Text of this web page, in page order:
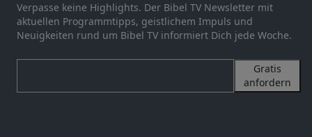
Verpasse keine Highlights. Der Bibel TV Newsletter mit
aktuellen Programmtipps, geistlichem Impuls und
Neuigkeiten rund um Bibel TV informiert Dich jede Woche.
Gratis
anfordern